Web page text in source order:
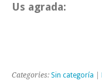
Us agrada:
Categories: Sin categoría